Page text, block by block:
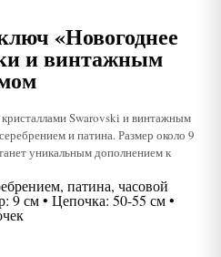
«Новогоднее
и винтажным
Swarovski и винтажным
и патина. Размер около 9
уникальным дополнением к
патина, часовой
9 см • Цепочка: 50-55 см •